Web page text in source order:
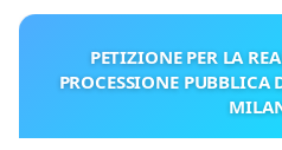
PETIZIONE PER LA
PROCESSIONE